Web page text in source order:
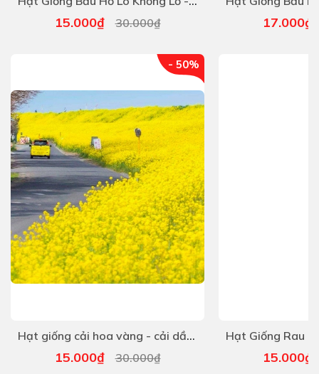
15.000₫ 30.000₫ 17.000₫
- 50%
Hạt giống cải hoa vàng - cải dầu - Gói 5gram
15.000₫ 30.000₫ 15.000₫